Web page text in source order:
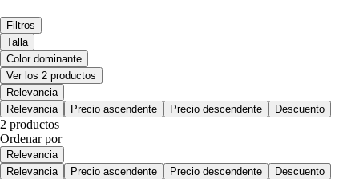
Filtros
Talla
Color dominante
Ver los 2 productos
Relevancia
Relevancia
Precio ascendente Precio descendente Descuento
2 productos
Ordenar por
Relevancia
Relevancia
Precio ascendente Precio descendente Descuento